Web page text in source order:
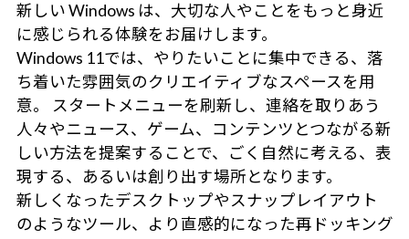
新しい Windows は、大切な人やことをもっと身近
に感じられる体験をお届けします。
Windows 11では、やりたいことに集中できる、落
ち着いた雰囲気のクリエイティブなスペースを用
意。 スタートメニューを刷新し、連絡を取りあう
人々やニュース、ゲーム、コンテンツとつながる新
しい方法を提案することで、ごく自然に考える、表
現する、あるいは創り出す場所となります。
新しくなったデスクトップやスナップレイアウト
のようなツール、より直感的になった再ドッキング